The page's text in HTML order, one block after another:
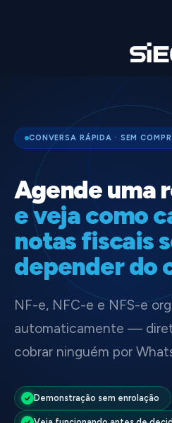
CONVERSA RÁPIDA · SEM
Agende uma
e veja como
notas fiscais
depender do
NF-e, NFC-e e NFS-e
automaticamente —
cobrar ninguém por
Demonstração sem enrolação